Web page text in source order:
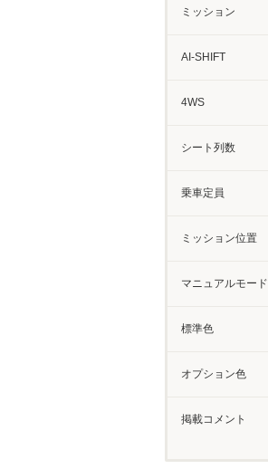
ミッション
AI-SHIFT
4WS
シート列数
乗車定員
ミッション位置
マニュアルモード
標準色
オプション色
掲載コメント